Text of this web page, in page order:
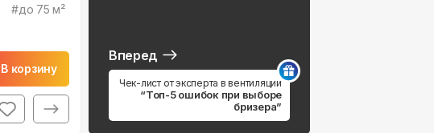
#до 75 м²
В корзину
Вперед
Чек-лист от эксперта в вентиляции
“Топ-5 ошибок при выборе
бризера”